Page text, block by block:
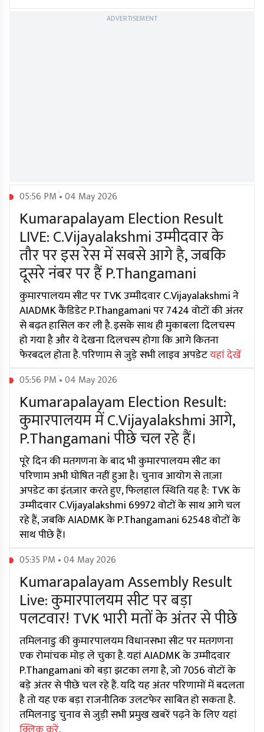
ADVERTISEMENT
05:56 PM • 04 May 2026
Kumarapalayam Election Result
LIVE: C.Vijayalakshmi उम्मीदवार के
तौर पर इस रेस में सबसे आगे है, जबकि
दूसरे नंबर पर हैं P.Thangamani
कुमारपालयम सीट पर TVK उम्मीदवार C.Vijayalakshmi ने
AIADMK कैंडिडेट P.Thangamani पर 7424 वोटों की अंतर
से बढ़त हासिल कर ली है. इसके साथ ही मुकाबला दिलचस्प
हो गया है और ये देखना दिलचस्प होगा कि आगे कितना
फेरबदल होता है. परिणाम से जुड़े सभी लाइव अपडेटयहां देखें
05:56 PM • 04 May 2026
Kumarapalayam Election Result:
कुमारपालयम में C.Vijayalakshmi आगे,
P.Thangamani पीछे चल रहे हैं।
पूरे दिन की मतगणना के बाद भी कुमारपालयम सीट का
परिणाम अभी घोषित नहीं हुआ है। चुनाव आयोग से ताज़ा
अपडेट का इंतज़ार करते हुए, फिलहाल स्थिति यह है: TVK के
उम्मीदवार C.Vijayalakshmi 69972 वोटों के साथ आगे चल
रहे हैं, जबकि AIADMK के P.Thangamani 62548 वोटों के
साथ पीछे हैं।
05:35 PM • 04 May 2026
Kumarapalayam Assembly Result
Live: कुमारपालयम सीट पर बड़ा
पलटवार! TVK भारी मतों के अंतर से पीछे
तमिलनाडु की कुमारपालयम विधानसभा सीट पर मतगणना
एक रोमांचक मोड़ ले चुका है. यहां AIADMK के उम्मीदवार
P.Thangamani को बड़ा झटका लगा है, जो 7056 वोटों के
बड़े अंतर से पीछे चल रहे हैं. यदि यह अंतर परिणामों में बदलता
है तो यह एक बड़ा राजनीतिक उलटफेर साबित हो सकता है.
तमिलनाडु चुनाव से जुड़ी सभी प्रमुख खबरें पढ़ने के लिए यहां